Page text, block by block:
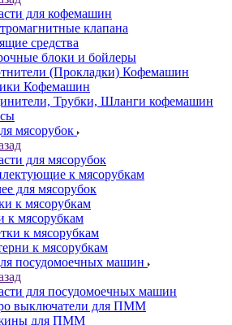
для кофемашин
клапана
средства
блоки и бойлеры
(Прокладки) Кофемашин
Кофемашин
Трубки, Шланги кофемашин
мясорубок
для мясорубок
к мясорубкам
для мясорубок
к мясорубкам
к мясорубкам
к мясорубкам
к мясорубкам
посудомоечных машин
для посудомоечных машин
выключатели для ПММ
для ПММ